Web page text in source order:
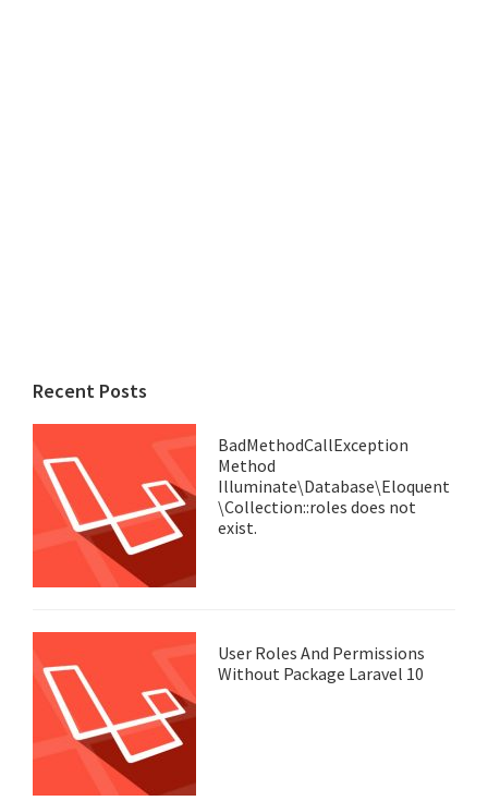
Recent Posts
BadMethodCallException
Method
Illuminate\Database\Eloquent
\Collection::roles does not
exist.
User Roles And Permissions
Without Package Laravel 10